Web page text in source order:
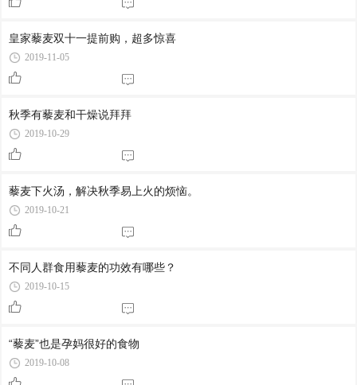
皇家藜麦双十一提前购，超多惊喜
2019-11-05
秋季有藜麦和干燥说拜拜
2019-10-29
藜麦下火汤，解决秋季易上火的烦恼。
2019-10-21
不同人群食用藜麦的功效有哪些？
2019-10-15
“藜麦”也是孕妈很好的食物
2019-10-08